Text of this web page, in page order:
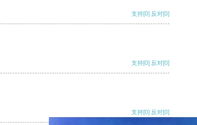
支持[0] 反对[0]
支持[0] 反对[0]
支持[0] 反对[0]